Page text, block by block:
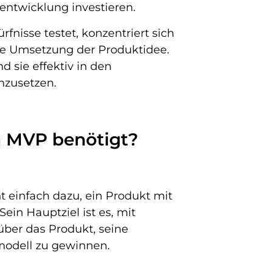
investieren.
testet, konzentriert sich
Umsetzung der Produktidee.
sie effektiv in den
benötigt?
einfach dazu, ein Produkt mit
Hauptziel ist es, mit
das Produkt, seine
zu gewinnen.